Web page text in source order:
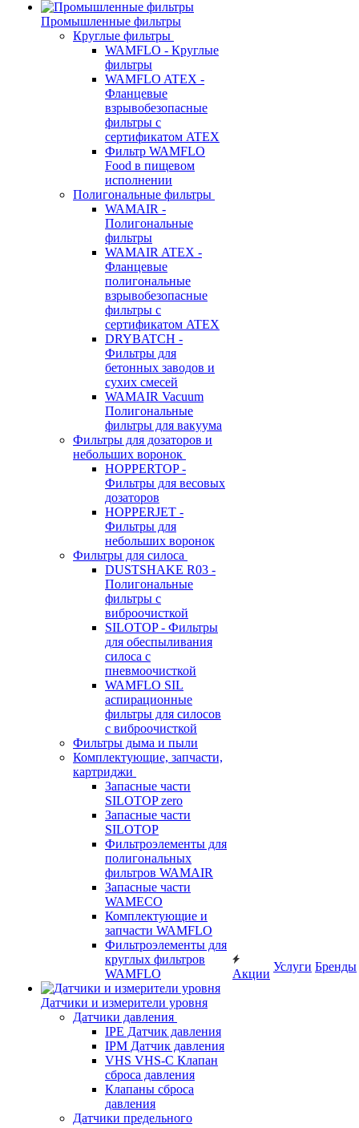
Промышленные фильтры
Круглые фильтры
WAMFLO - Круглые
фильтры
WAMFLO ATEX -
Фланцевые
взрывобезопасные
фильтры с
сертификатом ATEX
Фильтр WAMFLO
Food в пищевом
исполнении
Полигональные фильтры
WAMAIR -
Полигональные
фильтры
WAMAIR ATEX -
Фланцевые
полигональные
взрывобезопасные
фильтры с
сертификатом ATEX
DRYBATCH -
Фильтры для
бетонных заводов и
сухих смесей
WAMAIR Vacuum
Полигональные
фильтры для вакуума
Фильтры для дозаторов и
небольших воронок
HOPPERTOP -
Фильтры для весовых
дозаторов
HOPPERJET -
Фильтры для
небольших воронок
Фильтры для силоса
DUSTSHAKE R03 -
Полигональные
фильтры с
виброочисткой
SILOTOP - Фильтры
для обеспыливания
силоса c
пневмоочисткой
WAMFLO SIL
аспирационные
фильтры для силосов
с виброочисткой
Фильтры дыма и пыли
Комплектующие, запчасти,
картриджи
Запасные части
SILOTOP zero
Запасные части
SILOTOP
Фильтроэлементы для
полигональных
фильтров WAMAIR
Запасные части
WAMECO
Комплектующие и
запчасти WAMFLO
Фильтроэлементы для
круглых фильтров
WAMFLO
Датчики и измерители уровня
Датчики давления
IPE Датчик давления
IPM Датчик давления
VHS VHS-C Клапан
сброса давления
Клапаны сброса
давления
Датчики предельного
Акции
Услуги Бренды